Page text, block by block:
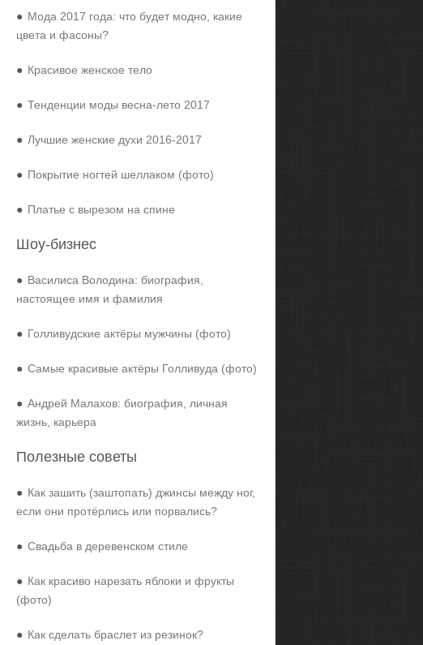
● Мода 2017 года: что будет модно, какие
цвета и фасоны?
● Красивое женское тело
● Тенденции моды весна-лето 2017
● Лучшие женские духи 2016-2017
● Покрытие ногтей шеллаком (фото)
● Платье с вырезом на спине
Шоу-бизнес
● Василиса Володина: биография,
настоящее имя и фамилия
● Голливудские актёры мужчины (фото)
● Самые красивые актёры Голливуда (фото)
● Андрей Малахов: биография, личная
жизнь, карьера
Полезные советы
● Как зашить (заштопать) джинсы между ног,
если они протёрлись или порвались?
● Свадьба в деревенском стиле
● Как красиво нарезать яблоки и фрукты
(фото)
● Как сделать браслет из резинок?